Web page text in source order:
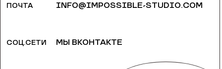
ПОЧТА
СОЦ.СЕТИ
INFO@IMPOSSIBLE-STUDIO.COM
МЫ ВКОНТАКТЕ